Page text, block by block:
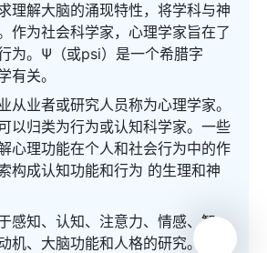
理解大脑的涌现特性，将学科与神
作为社会科学家，心理学家旨在了
为。Ψ（或psi）是一个希腊字
有关。
从业者或研究人员称为心理学家。
以归类为行为或认知科学家。一些
心理功能在个人和社会行为中的作
构成认知功能和行为 的生理和神
感知、认知、注意力、情感、智
机、大脑功能和人格的研究。心理